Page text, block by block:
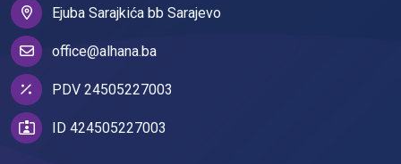
Ejuba Sarajkića bb Sarajevo
office@alhana.ba
PDV 24505227003
ID 424505227003